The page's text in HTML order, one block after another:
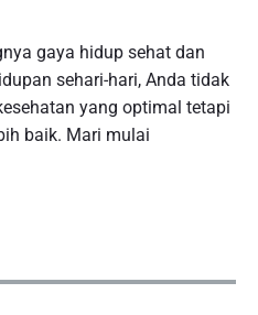
gaya hidup sehat dan
sehari-hari, Anda tidak
yang optimal tetapi
baik. Mari mulai